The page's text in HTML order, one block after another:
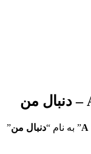
” به نام “دنبال من”